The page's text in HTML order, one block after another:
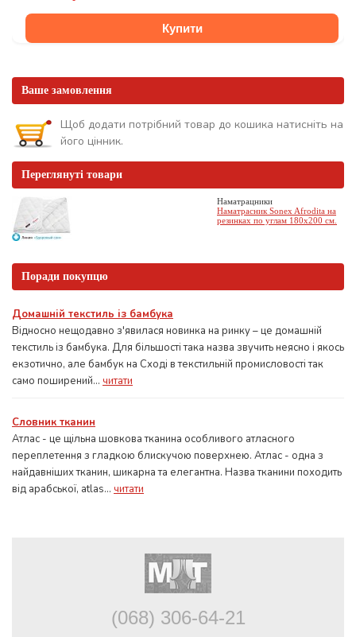
Купити
Ваше замовлення
Щоб додати потрібний товар до кошика натисніть на
його цінник.
Переглянуті товари
Наматрацники
Наматрасник Sonex Afrodita на
резинках по углам 180х200 см.
Поради покупцю
Домашній текстиль із бамбука
Відносно нещодавно з'явилася новинка на ринку – це домашній
текстиль із бамбука. Для більшості така назва звучить неясно і якось
екзотично, але бамбук на Сході в текстильній промисловості так
само поширений... читати
Словник тканин
Атлас - це щільна шовкова тканина особливого атласного
переплетення з гладкою блискучою поверхнею. Атлас - одна з
найдавніших тканин, шикарна та елегантна. Назва тканини походить
від арабської, atlas... читати
(068) 306-64-21